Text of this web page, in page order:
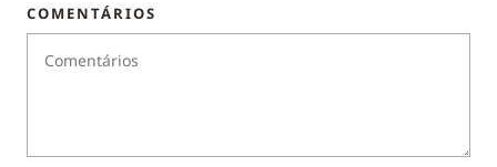
COMENTÁRIOS